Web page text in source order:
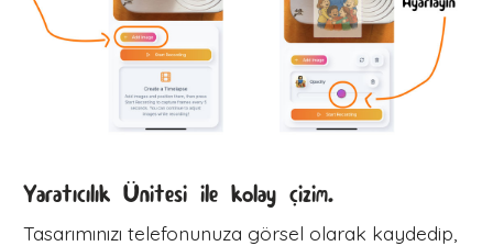
Yaratıcılık Ünitesi ile kolay çizim.
Tasarımınızı telefonunuza görsel olarak kaydedip,